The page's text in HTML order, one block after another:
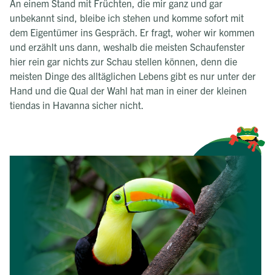
An einem Stand mit Früchten, die mir ganz und gar
unbekannt sind, bleibe ich stehen und komme sofort mit
dem Eigentümer ins Gespräch. Er fragt, woher wir kommen
und erzählt uns dann, weshalb die meisten Schaufenster
hier rein gar nichts zur Schau stellen können, denn die
meisten Dinge des alltäglichen Lebens gibt es nur unter der
Hand und die Qual der Wahl hat man in einer der kleinen
tiendas in Havanna sicher nicht.